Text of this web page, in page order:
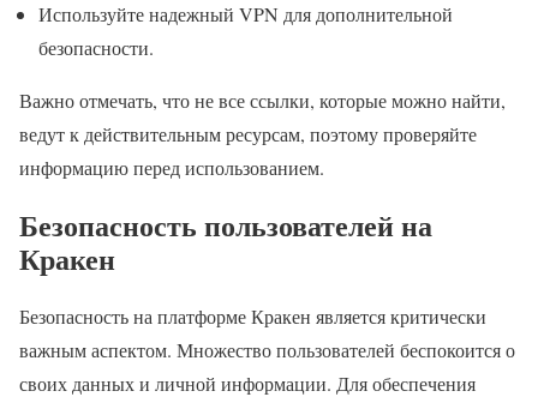
Используйте надежный VPN для дополнительной
безопасности.
Важно отмечать, что не все ссылки, которые можно найти,
ведут к действительным ресурсам, поэтому проверяйте
информацию перед использованием.
Безопасность пользователей на
Кракен
Безопасность на платформе Кракен является критически
важным аспектом. Множество пользователей беспокоится о
своих данных и личной информации. Для обеспечения